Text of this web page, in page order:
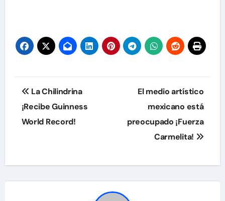
Navegación
de
entradas
La Chilindrina
¡Recibe Guinness
World Record!
El medio artístico
mexicano está
preocupado ¡Fuerza
Carmelita!